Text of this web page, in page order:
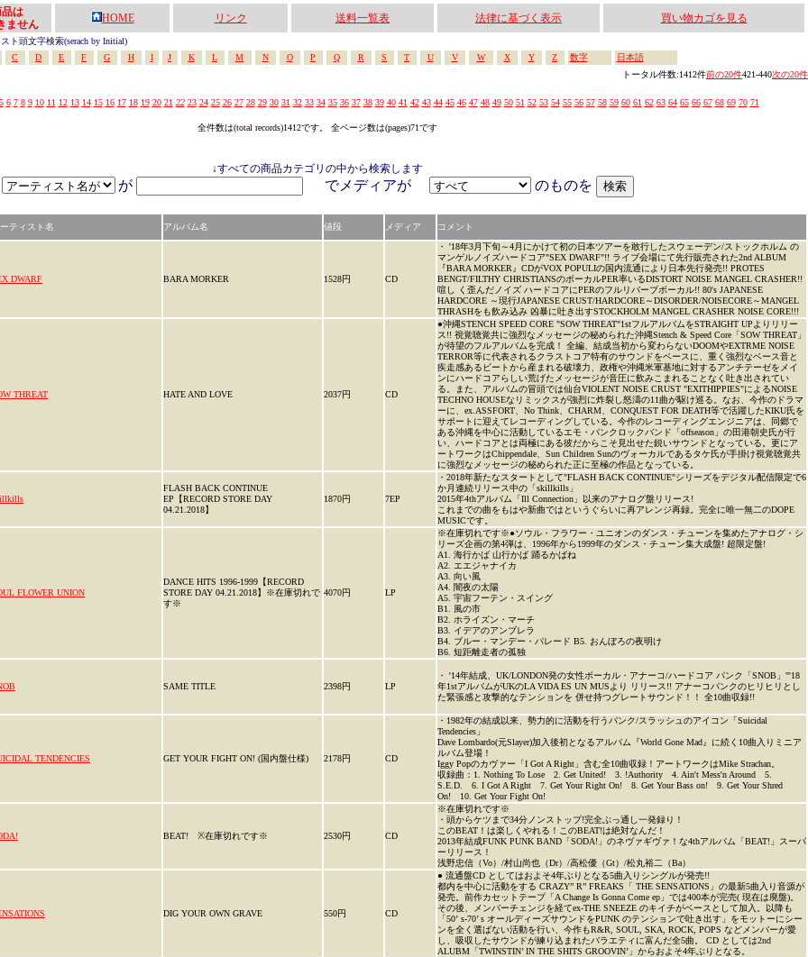
は
ません
HOME リンク 送料一覧表 法律に基づく表示 買い物カゴを見る
ト頭文字検索(serach by Initial)
C
D E F G H I J K L M N O P Q R S T U V W X Y Z 数字
日本語
トータル件数:1412件前の20件421-440次の20件
6 7 8 9 10 11 12 13 14 15 16 17 18 19 20 21 22 23 24 25 26 27 28 29 30 31 32 33 34 35 36 37 38 39 40 41 42 43 44 45 46 47 48 49 50 51 52 53 54 55 56 57 58 59 60 61 62 63 64 65 66 67 68 69 70 71
全件数は(total records)1412です。 全ページ数は(pages)71です
↓すべての商品カテゴリの中から検索します
が でメディアが のものを
ティスト名 アルバム名 値段 メディア コメント
DWARF BARA MORKER 1528円 CD
・ '18年3月下旬～4月にかけて初の日本ツアーを敢行したスウェーデン/ストックホルム の
マンゲルノイズハードコア"SEX DWARF"!! ライブ会場にて先行販売された2nd ALBUM
『BARA MORKER』CDがVOX POPULIの国内流通により日本先行発売!! PROTES
BENGT/FILTHY CHRISTIANSのボーカルPER率いるDISTORT NOISE MANGEL CRASHER!!
喧し く歪んだノイズ ハードコアにPERのフルリバーブボーカル!! 80's JAPANESE
HARDCORE ～現行JAPANESE CRUST/HARDCORE～DISORDER/NOISECORE～MANGEL
THRASHをも飲み込み 凶暴に吐き出すSTOCKHOLM MANGEL CRASHER NOISE CORE!!!
THREAT HATE AND LOVE 2037円 CD
●沖縄STENCH SPEED CORE "SOW THREAT"1stフルアルバムをSTRAIGHT UPよりリリー
ス!! 視覚聴覚共に強烈なメッセージの秘められた沖縄Stench & Speed Core「SOW THREAT」
が待望のフルアルバムを完成！ 全編、結成当初から変わらないDOOMやEXTRME NOISE
TERROR等に代表されるクラストコア特有のサウンドをベースに、重く強烈なベース音と
疾走感あるビートから産まれる破壊力、政権や沖縄米軍基地に対するアンチテーゼをメイ
ンにハードコアらしい荒げたメッセージが音圧に飲みこまれることなく吐き出されてい
る。また、アルバムの冒頭では仙台VIOLENT NOISE CRUST "EXITHIPPIES"によるNOISE
TECHNO HOUSEなリミックスが強烈に炸裂し怒濤の11曲が駆け巡る。なお、今作のドラマ
ーに、ex.ASSFORT、No Think、CHARM、CONQUEST FOR DEATH等で活躍したKIKU氏を
サポートに迎えてレコーディングしている。今作のレコーディングエンジニアは、同郷で
ある沖縄を中心に活動しているエモ・パンクロックバンド「offseason」の田港朝史氏が行
い、ハードコアとは両極にある彼だからこそ見出せた鋭いサウンドとなっている。更にア
ートワークはChippendale、Sun Children Sunのヴォーカルであるタケ氏が手掛け視覚聴覚共
に強烈なメッセージの秘められた正に至極の作品となっている。
FLASH BACK CONTINUE
EP【RECORD STORE DAY
04.21.2018】
1870円 7EP
・2018年新たなスタートとして"FLASH BACK CONTINUE"シリーズをデジタル配信限定で6
か月連続リリース中の「skillkills」
2015年4thアルバム「Ill Connection」以来のアナログ盤リリース!
これまでの曲をもはや新曲ではというぐらいに再アレンジ再録。完全に唯一無二のDOPE
MUSICです。
FLOWER UNION
DANCE HITS 1996-1999【RECORD
STORE DAY 04.21.2018】※在庫切れで
す※
4070円 LP
※在庫切れです※●ソウル・フラワー・ユニオンのダンス・チューンを集めたアナログ・シ
リーズ企画の第4弾は、1996年から1999年のダンス・チューン集大成盤! 超限定盤!
A1. 海行かば 山行かば 踊るかばね
A2. エエジャナイカ
A3. 向い風
A4. 闇夜の太陽
A5. 宇宙フーテン・スイング
B1. 風の市
B2. ホライズン・マーチ
B3. イデアのアンブレラ
B4. ブルー・マンデー・パレード B5. おんぼろの夜明け
B6. 短距離走者の孤独
SAME TITLE 2398円 LP
・ '14年結成、UK/LONDON発の女性ボーカル・アナーコ/ハードコア パンク「SNOB」"'18
年1stアルバムがUKのLA VIDA ES UN MUSより リリース!! アナーコパンクのヒリヒリとし
た緊張感と攻撃的なテンションを 併せ持つグレートサウンド！！ 全10曲収録!!
TENDENCIES GET YOUR FIGHT ON! (国内盤仕様) 2178円 CD
・1982年の結成以来、勢力的に活動を行うパンク/スラッシュのアイコン「Suicidal
Tendencies」
Dave Lombardo(元Slayer)加入後初となるアルバム『World Gone Mad』に続く10曲入りミニア
ルバム登場！
Iggy Popのカヴァー「I Got A Right」含む全10曲収録！アートワークはMike Strachan。
収録曲：1. Nothing To Lose 2. Get United! 3. !Authority 4. Ain't Mess'n Around 5.
S.E.D. 6. I Got A Right 7. Get Your Right On! 8. Get Your Bass on! 9. Get Your Shred
On! 10. Get Your Fight On!
BEAT! ※在庫切れです※ 2530円 CD
※在庫切れです※
・頭からケツまで34分ノンストップ!完全ぶっ通し一発録り！
このBEAT！は楽しくやれる！このBEAT!は絶対なんだ！
2013年結成FUNK PUNK BAND「SODA!」のネヴァギヴァ！な4thアルバム「BEAT!」スーパ
ーリリース！
浅野忠信（Vo）/村山尚也（Dr）/高松優（Gt）/松丸裕二（Ba）
DIG YOUR OWN GRAVE 550円 CD
● 流通盤CD としてはおよそ4年ぶりとなる5曲入りシングルが発売!!
都内を中心に活動をする CRAZY” R” FREAKS「 THE SENSATIONS」の最新5曲入り音源が
発売。前作カセットテープ「A Change Is Gonna Come ep」では400本が完売( 現在は廃盤)。
その後、メンバーチェンジを経てex-THE SNEEZE のキイチがベースとして加入。以降も
「50’ s-70’ s オールディーズサウンドをPUNK のテンションで吐き出す」をモットーにシー
ンを全く選ばない活動を行い、今作もR&R, SOUL, SKA, ROCK, POPS などメンバーが愛
し、吸収したサウンドが練り込まれたバラエティに富んだ全5曲。 CD としては2nd
ALUBM「TWINSTIN’ IN THE SHITS GROOVIN’」からおよそ4年ぶりとなる。